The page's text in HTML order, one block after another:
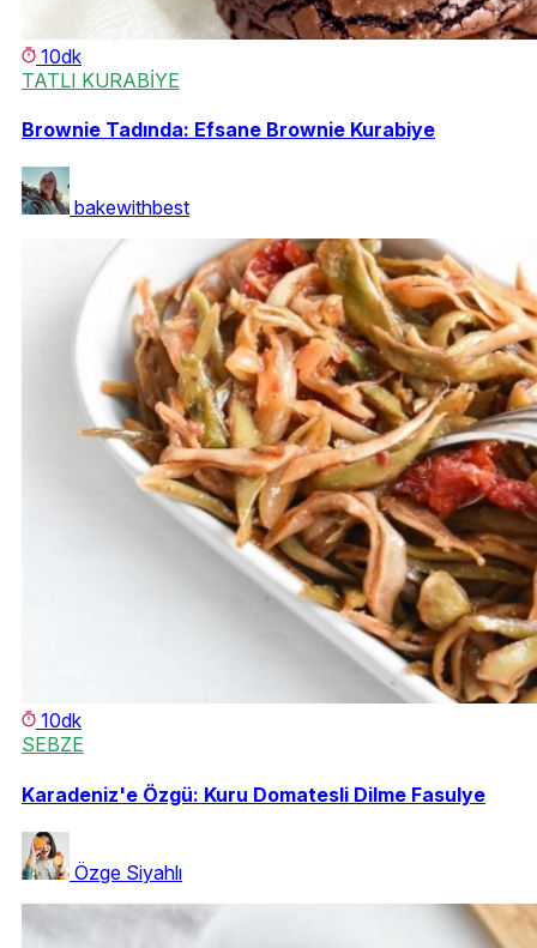
10dk
TATLI KURABİYE
Brownie Tadında: Efsane Brownie Kurabiye
bakewithbest
10dk
SEBZE
Karadeniz'e Özgü: Kuru Domatesli Dilme Fasulye
Özge Siyahlı